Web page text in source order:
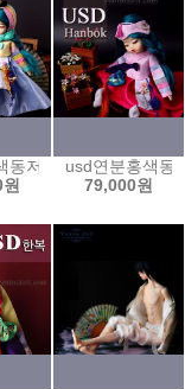
m02
마set /usd5wb-m01
동저고리와 하늘색치
usd연분홍색동
79,000원